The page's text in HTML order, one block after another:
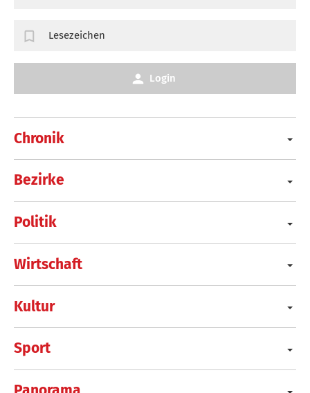
Chronik
Bezirke
Politik
Wirtschaft
Kultur
Sport
Lesezeichen
Login